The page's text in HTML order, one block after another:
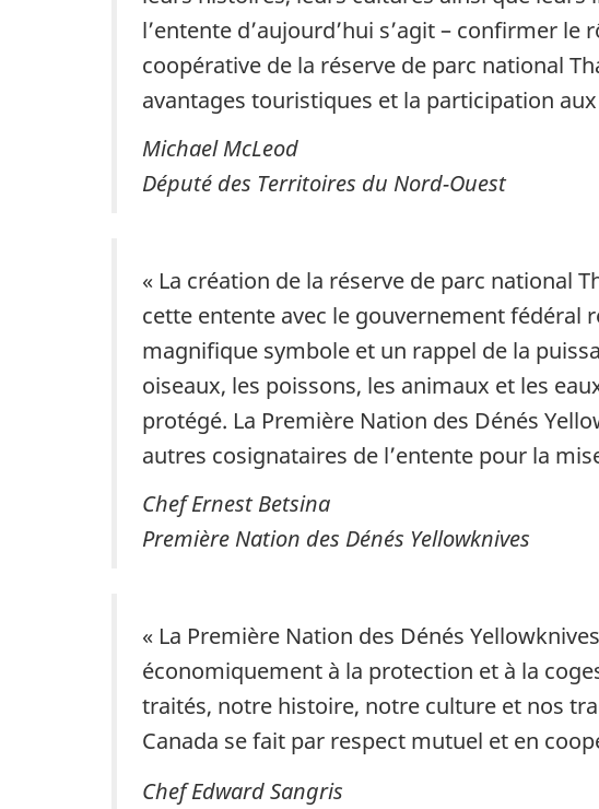
l’entente d’aujourd’hui s’agit – confirmer le
coopérative de la réserve de parc national
avantages touristiques et la participation
Michael McLeod
Député des Territoires du Nord-Ouest
« La création de la réserve de parc national
cette entente avec le gouvernement fédéral
magnifique symbole et un rappel de la
oiseaux, les poissons, les animaux et les
protégé. La Première Nation des Dénés
autres cosignataires de l’entente pour la
Chef Ernest Betsina
Première Nation des Dénés Yellowknives
« La Première Nation des Dénés Yellowknives
économiquement à la protection et à la
traités, notre histoire, notre culture et nos
Canada se fait par respect mutuel et en
Chef ‎Edward Sangris